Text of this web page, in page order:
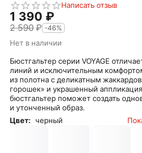
Написать отзыв
1 390 ₽
2 590₽ -46%
Нет в наличии
Бюстгальтер серии VOYAGE
линий и исключительным
из полотна с деликатным
горошек» и украшенный
бюстгальтер поможет создать
и утонченный образ.
Цвет: черный